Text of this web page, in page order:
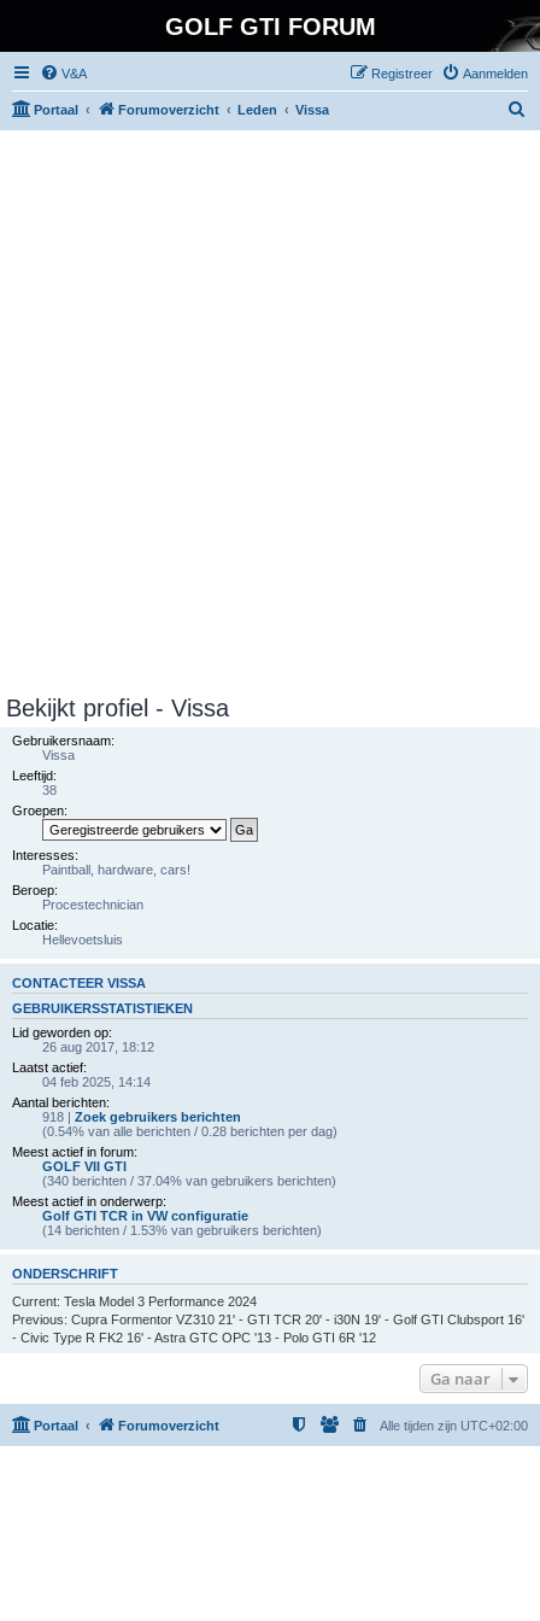
GOLF GTI FORUM
V&A Aanmelden
Registreer
Portaal Forumoverzicht Leden Vissa
Bekijkt profiel - Vissa
Gebruikersnaam:
Vissa
Leeftijd:
38
Groepen:
Interesses:
Paintball, hardware, cars!
Beroep:
Procestechnician
Locatie:
Hellevoetsluis
CONTACTEER VISSA
GEBRUIKERSSTATISTIEKEN
Lid geworden op:
26 aug 2017, 18:12
Laatst actief:
04 feb 2025, 14:14
Aantal berichten:
918 | Zoek gebruikers berichten
(0.54% van alle berichten / 0.28 berichten per dag)
Meest actief in forum:
GOLF VII GTI
(340 berichten / 37.04% van gebruikers berichten)
Meest actief in onderwerp:
Golf GTI TCR in VW configuratie
(14 berichten / 1.53% van gebruikers berichten)
ONDERSCHRIFT
Current: Tesla Model 3 Performance 2024
Previous: Cupra Formentor VZ310 21' - GTI TCR 20' - i30N 19' - Golf GTI Clubsport 16'
- Civic Type R FK2 16' - Astra GTC OPC '13 - Polo GTI 6R '12
Ga naar
Portaal Forumoverzicht Alle tijden zijn UTC+02:00